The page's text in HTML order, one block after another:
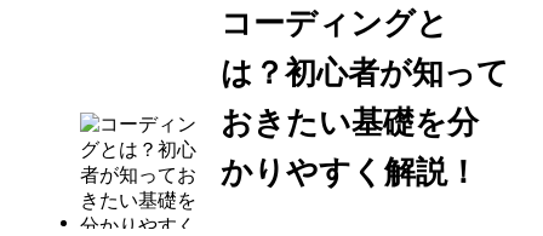
コーディングと
は？初心者が知って
おきたい基礎を分
かりやすく解説！